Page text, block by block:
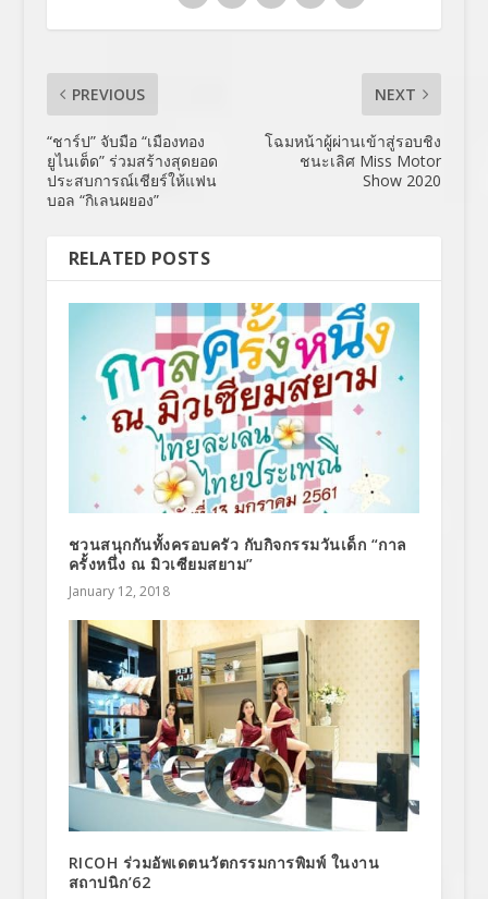
PREVIOUS
“ชาร์ป” จับมือ “เมืองทอง
ยูไนเต็ด” ร่วมสร้างสุดยอด
ประสบการณ์เชียร์ให้แฟน
บอล “กิเลนผยอง”
NEXT
โฉมหน้าผู้ผ่านเข้าสู่รอบชิง
ชนะเลิศ Miss Motor
Show 2020
RELATED POSTS
ชวนสนุกกันทั้งครอบครัว กับกิจกรรมวันเด็ก “กาล
ครั้งหนึ่ง ณ มิวเซียมสยาม”
January 12, 2018
RICOH ร่วมอัพเดตนวัตกรรมการพิมพ์ ในงาน
สถาปนิก’62